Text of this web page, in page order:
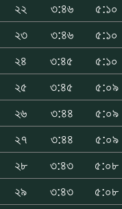
২২
৩:৪৬ ৫:১০
২৩
৩:৪৬ ৫:১০
২৪
৩:৪৫ ৫:১০
২৫
৩:৪৫ ৫:০৯
২৬
৩:৪৪ ৫:০৯
২৭
৩:৪৪ ৫:০৯
২৮
৩:৪৩ ৫:০৮
২৯
৩:৪৩ ৫:০৮